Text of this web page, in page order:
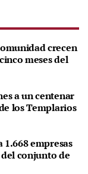
crecen
meses del
a un centenar
los Templarios
empresas
conjunto de